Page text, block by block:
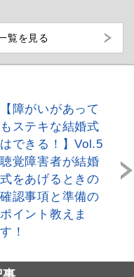
覧を見る
【障がいがあって
もステキな結婚式
はできる！】Vol.5
聴覚障害者が結婚
式をあげるときの
確認事項と準備の
ポイント教えま
す！